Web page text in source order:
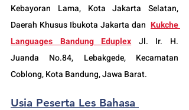
Kebayoran Lama, Kota Jakarta Selatan,
Daerah Khusus Ibukota Jakarta dan Kukche
Languages Bandung Eduplex Jl. Ir. H.
Juanda No.84, Lebakgede, Kecamatan
Coblong, Kota Bandung, Jawa Barat.
Usia Peserta Les Bahasa